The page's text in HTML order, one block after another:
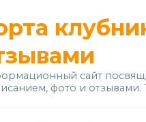
сайт
фото и отзывами.